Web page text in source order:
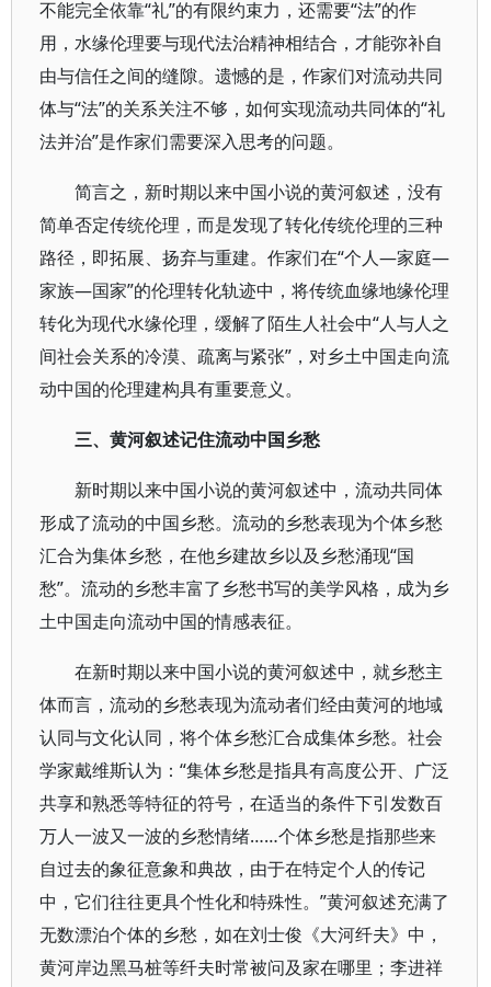
不能完全依靠“礼”的有限约束力，还需要“法”的作
用，水缘伦理要与现代法治精神相结合，才能弥补自
由与信任之间的缝隙。遗憾的是，作家们对流动共同
体与“法”的关系关注不够，如何实现流动共同体的“礼
法并治”是作家们需要深入思考的问题。
简言之，新时期以来中国小说的黄河叙述，没有
简单否定传统伦理，而是发现了转化传统伦理的三种
路径，即拓展、扬弃与重建。作家们在“个人—家庭—
家族—国家”的伦理转化轨迹中，将传统血缘地缘伦理
转化为现代水缘伦理，缓解了陌生人社会中“人与人之
间社会关系的冷漠、疏离与紧张”，对乡土中国走向流
动中国的伦理建构具有重要意义。
三、黄河叙述记住流动中国乡愁
新时期以来中国小说的黄河叙述中，流动共同体
形成了流动的中国乡愁。流动的乡愁表现为个体乡愁
汇合为集体乡愁，在他乡建故乡以及乡愁涌现“国
愁”。流动的乡愁丰富了乡愁书写的美学风格，成为乡
土中国走向流动中国的情感表征。
在新时期以来中国小说的黄河叙述中，就乡愁主
体而言，流动的乡愁表现为流动者们经由黄河的地域
认同与文化认同，将个体乡愁汇合成集体乡愁。社会
学家戴维斯认为：“集体乡愁是指具有高度公开、广泛
共享和熟悉等特征的符号，在适当的条件下引发数百
万人一波又一波的乡愁情绪……个体乡愁是指那些来
自过去的象征意象和典故，由于在特定个人的传记
中，它们往往更具个性化和特殊性。”黄河叙述充满了
无数漂泊个体的乡愁，如在刘士俊《大河纤夫》中，
黄河岸边黑马桩等纤夫时常被问及家在哪里；李进祥